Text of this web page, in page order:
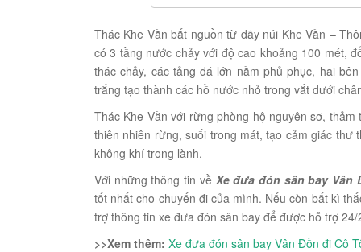
Thác Khe Vằn bắt nguồn từ dãy núi Khe Vằn –
có 3 tầng nước chảy với độ cao khoảng 100 mét,
thác chảy, các tảng đá lớn nằm phủ phục, hai
trắng tạo thành các hồ nước nhỏ trong vắt dưới
Thác Khe Vằn với rừng phòng hộ nguyên sơ,
thiên nhiên rừng, suối trong mát, tạo cảm giác thư
không khí trong lành.
Với những thông tin về Xe đưa đón sân bay
tốt nhất cho chuyến đi của mình. Nếu còn bất kì
trợ thông tin xe đưa đón sân bay để được hỗ trợ
>>Xem thêm: Xe đưa đón sân bay Vân Đồn đi Cô